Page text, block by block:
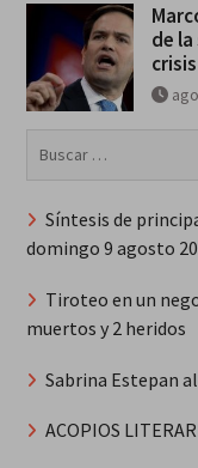
de
crisis
Síntesis de
domingo 9 agosto
Tiroteo en un
muertos y 2 heridos
Sabrina Estepan
ACOPIOS